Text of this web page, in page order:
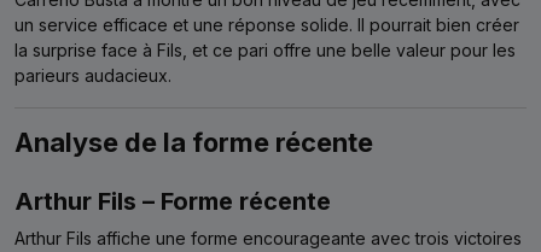
un service efficace et une réponse solide. Il pourrait bien créer
la surprise face à Fils, et ce pari offre une belle valeur pour les
parieurs audacieux.
Analyse de la forme récente
Arthur Fils – Forme récente
Arthur Fils affiche une forme encourageante avec trois victoires